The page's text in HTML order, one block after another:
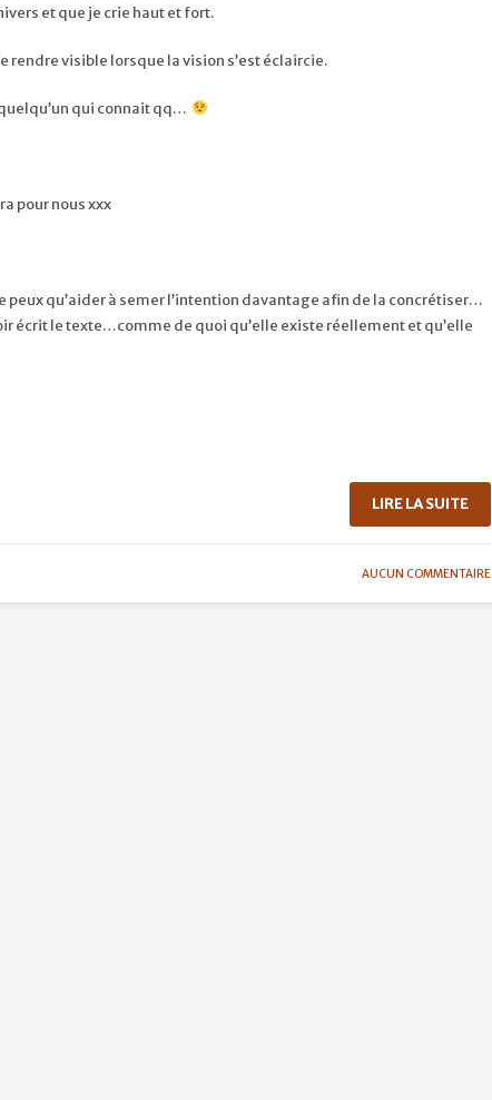
et que je crie haut et fort.
rendre visible lorsque la vision s’est éclaircie.
qui connait qq…
pour nous xxx
peux qu’aider à semer l’intention davantage afin de la concrétiser…
écrit le texte…comme de quoi qu’elle existe réellement et qu’elle
LIRE LA SUITE
AUCUN COMMENTAIRE